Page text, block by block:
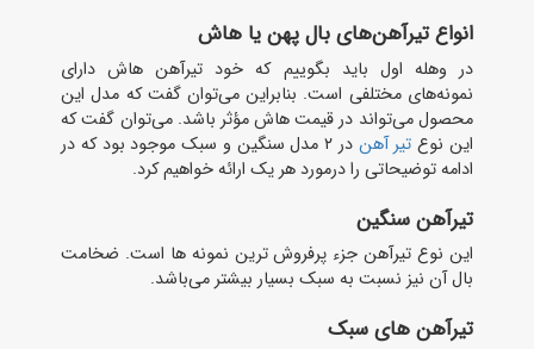
انواع تیرآهن‌های بال پهن یا هاش
در وهله اول باید بگوییم که خود تیرآهن هاش دارای
نمونه‌های مختلفی است. بنابراین می‌توان گفت که مدل این
محصول می‌تواند در قیمت هاش مؤثر باشد. می‌توان گفت که
این نوع تیر آهن
در ۲ مدل سنگین و سبک موجود بود که در
ادامه توضیحاتی را درمورد هر یک ارائه خواهیم کرد.
تیرآهن سنگین
این نوع تیرآهن جزء پرفروش ترین نمونه‌ ها است. ضخامت
بال آن نیز نسبت ‌به سبک بسیار بیشتر می‌باشد.
تیرآهن ‌های سبک